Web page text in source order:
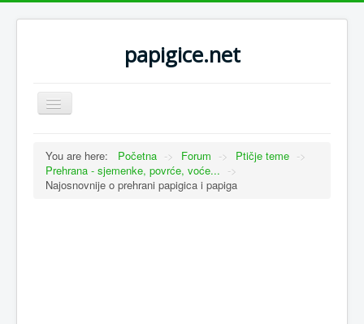
papigice.net
Toggle
Navigation
You are here: Početna -> Forum -> Ptičje teme ->
Prehrana - sjemenke, povrće, voće... ->
Najosnovnije o prehrani papigica i papiga